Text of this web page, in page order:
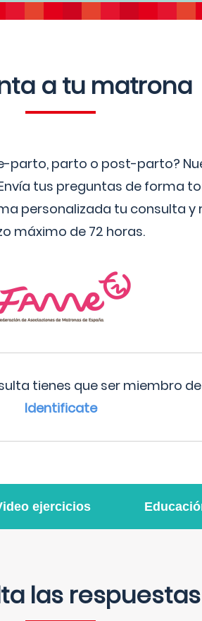
a tu matrona
parto, parto o post-parto?
tus preguntas de forma
personalizada tu consulta y
máximo de 72 horas.
tienes que ser miembro de
Identificate
ejercicios
las respuestas